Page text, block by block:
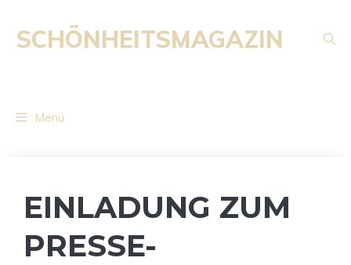
Inhalt
springen
SCHÖNHEITSMAGAZIN
Menü
EINLADUNG ZUM
PRESSE-